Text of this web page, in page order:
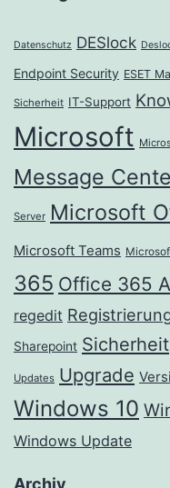
Datenschutz DESlock
Endpoint Security ESET
Sicherheit IT-Support
Microsoft
Message
Server Microsoft
Microsoft Teams
365 Office 365
regedit
Sharepoint Sicherheit
Updates Upgrade
Windows 10
Windows Update